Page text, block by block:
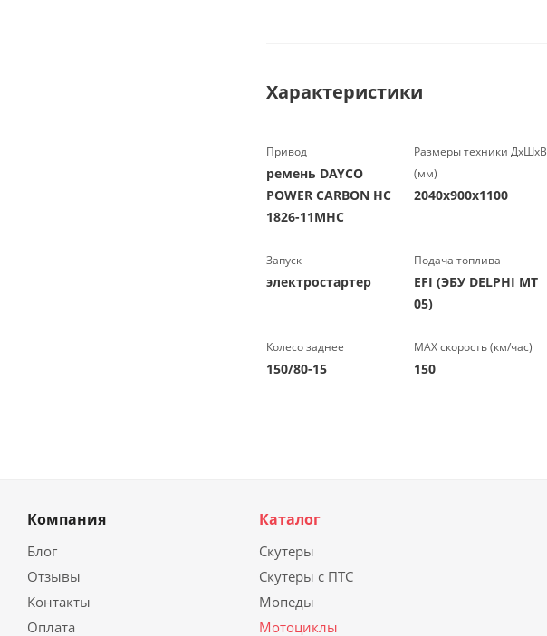
Характеристики
Привод
ремень DAYCO
POWER CARBON HC
1826-11MHC
Размеры техники ДхШхВ
(мм)
2040х900х1100
Запуск
электростартер
Подача топлива
EFI (ЭБУ DELPHI MT
05)
Колесо заднее
150/80-15
МАХ скорость (км/час)
150
Компания
Блог
Отзывы
Контакты
Оплата
Каталог
Скутеры
Скутеры с ПТС
Мопеды
Мотоциклы